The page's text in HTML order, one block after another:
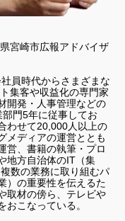
宮崎市広報アドバイザ
員時代からさまざまな
集客や収益化の専門家
開発・人事管理などの
門5年に従事してお
わせて20,000人以上の
メディアの運営ととも
営、書籍の執筆・プロ
地方自治体のIT（集
数の業務に取り組むパ
）の重要性を伝えるた
取材の傍ら、テレビや
こなっている。